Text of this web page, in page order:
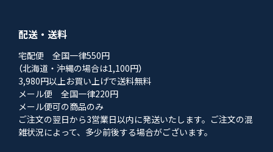
配送・送料
宅配便 全国一律550円
（北海道・沖縄の場合は1,100円）
3,980円以上お買い上げで送料無料
メール便 全国一律220円
メール便可の商品のみ
ご注文の翌日から3営業日以内に発送いたします。ご注文の混
雑状況によって、多少前後する場合がございます。